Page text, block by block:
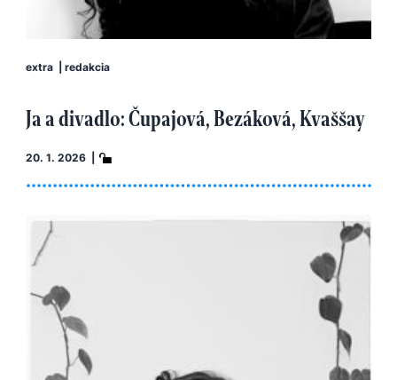
extra redakcia
Ja a divadlo: Čupajová, Bezáková, Kvaššay
20. 1. 2026 |